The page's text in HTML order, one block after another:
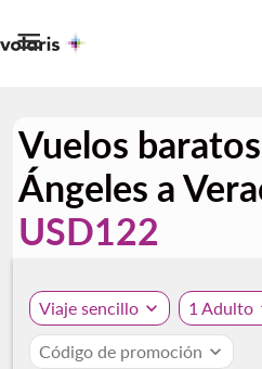

Vuelos
Ángeles a
USD122
Viaje sencillo expand_more 1 Adulto
Código de promoción expand_more